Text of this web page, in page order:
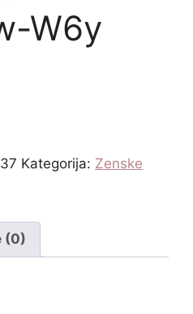
W6y
Kategorija: Zenske
(0)